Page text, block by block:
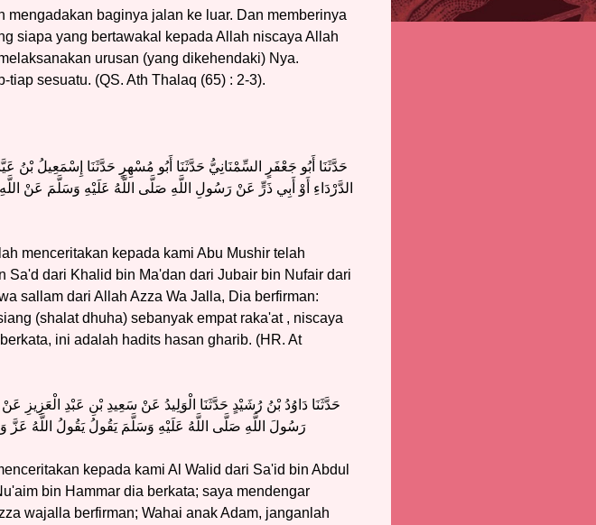
baginya jalan ke luar. Dan memberinya
siapa yang bertawakal kepada Allah niscaya Allah
urusan (yang dikehendaki) Nya.
sesuatu. (QS. Ath Thalaq (65) : 2-3).
حَدَّثَنَا أَبُو جَعْفَرٍ السِّمْنَانِيُّ حَدَّثَنَا أَبُو مُسْهِرٍ حَدَّثَنَا إِسْمَعِيلُ
الدَّرْدَاءِ أَوْ أَبِي ذَرٍّ عَنْ رَسُولِ اللَّهِ صَلَّى اللَّهُ عَلَيْهِ وَسَلَّمَ عَنْ
menceritakan kepada kami Abu Mushir telah
dari Khalid bin Ma'dan dari Jubair bin Nufair dari
sallam dari Allah Azza Wa Jalla, Dia berfirman:
(shalat dhuha) sebanyak empat raka'at , niscaya
ini adalah hadits hasan gharib. (HR. At
حَدَّثَنَا دَاوُدُ بْنُ رُشَيْدٍ حَدَّثَنَا الْوَلِيدُ عَنْ سَعِيدِ بْنِ عَبْدِ
رَسُولَ اللَّهِ صَلَّى اللَّهُ عَلَيْهِ وَسَلَّمَ يَقُولُ يَقُولُ اللَّهُ عَزَّ
kepada kami Al Walid dari Sa'id bin Abdul
bin Hammar dia berkata; saya mendengar
wajalla berfirman; Wahai anak Adam, janganlah